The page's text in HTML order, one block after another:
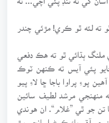
ته لئه ٿو ڪري! مڙئي چندر
ٻڌائي ٿو ته هڪ دفعي
پئي آيس ته ڪنهن ٽوڪ
پوءِ پراوا باجا ڇا لاءِ پيو
منهنجي مرشد لطيف سائين
تن جو ٿي ”غلام“. ان هوندي
آڌر ڀاءَ ڪرڻ اسانجو وڙ